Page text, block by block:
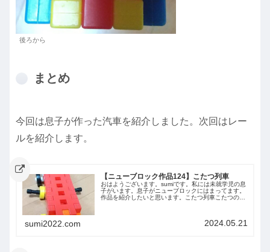
後ろから
まとめ
今回は息子が作った汽車を紹介しました。次回はレー
ルを紹介します。
【ニューブロック作品124】こたつ列車
おはようございます。sumiです。私には未就学児の息
子がいます。息子がニューブロックにはまってます。
作品を紹介したいと思います。こたつ列車こたつの電
sumi2022.com 2024.05.21